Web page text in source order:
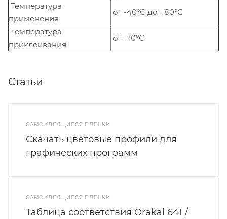
Температура
применения
от -40°С до +80°С
Температура
приклеивания
от +10°С
Статьи
САМОКЛЕЯЩИЕСЯ ПЛЕНКИ
Скачать цветовые профили для
графических программ
САМОКЛЕЯЩИЕСЯ ПЛЕНКИ
Таблица соответствия Orakal 641 /